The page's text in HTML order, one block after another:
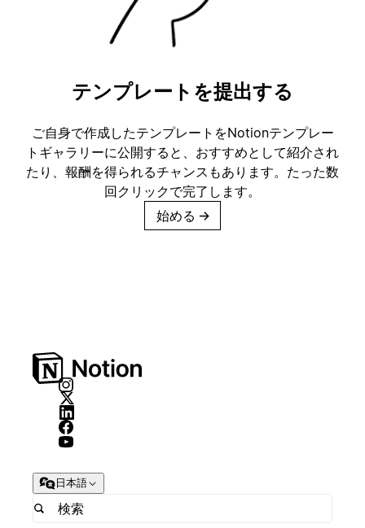
テンプレートを提出する
ご自身で作成したテンプレートをNotionテンプレー
トギャラリーに公開すると、おすすめとして紹介され
たり、報酬を得られるチャンスもあります。たった数
回クリックで完了します。
始める →
日本語